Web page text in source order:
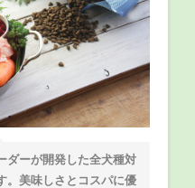
ダーが開発した全犬種対
。美味しさとコスパに優